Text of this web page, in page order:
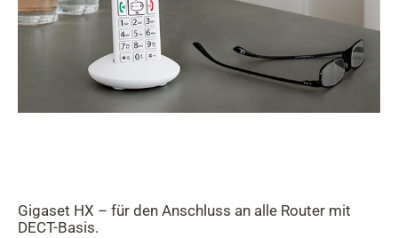
Gigaset HX – für den Anschluss an alle Router mit
DECT-Basis.